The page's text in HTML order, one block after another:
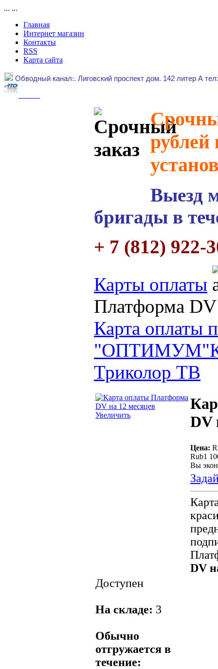
... ...
Главная
Интернет магазин
Контакты
RSS
Карта сайта
Обводный канал:. Лиговский проспект дом. 142 литер А
рублей
Выезд
бригады в
+ 7 (812) 922-
Карты оплаты
Платформа
Карта оплаты
"ОПТИМУМ"
Триколор ТВ
Увеличить
DV
Цена:
Rub1
Вы
DV
Доступен
На складе: 3
Обычно
отгружается в
течение: